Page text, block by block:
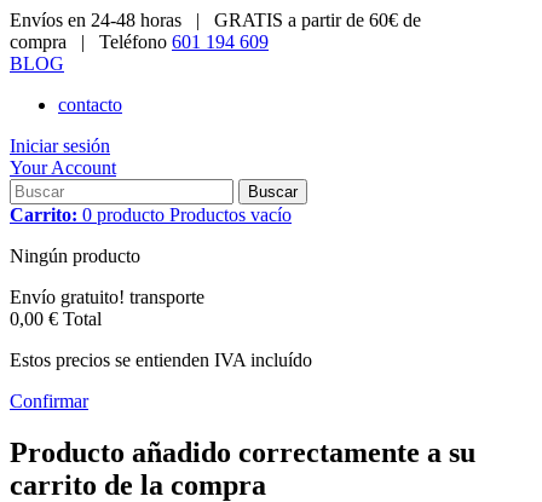
Envíos en 24-48 horas | GRATIS a partir de 60€ de
compra | Teléfono 601 194 609
BLOG
contacto
Iniciar sesión
Your Account
Buscar
Carrito: 0 producto Productos vacío
Ningún producto
Envío gratuito! transporte
0,00 € Total
Estos precios se entienden IVA incluído
Confirmar
Producto añadido correctamente a su
carrito de la compra